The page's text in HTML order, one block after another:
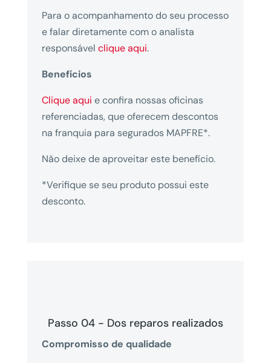
Para o acompanhamento do seu processo
e falar diretamente com o analista
responsável clique aqui.
Benefícios
Clique aqui e confira nossas oficinas
referenciadas, que oferecem descontos
na franquia para segurados MAPFRE*.
Não deixe de aproveitar este benefício.
*Verifique se seu produto possui este
desconto.
Passo 04 - Dos reparos realizados
Compromisso de qualidade